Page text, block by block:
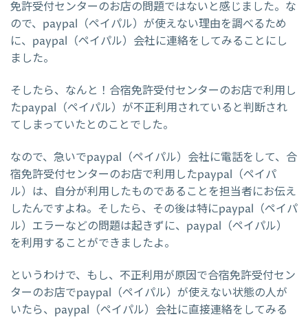
免許受付センターのお店の問題ではないと感じました。な
ので、paypal（ペイパル）が使えない理由を調べるため
に、paypal（ペイパル）会社に連絡をしてみることにし
ました。
そしたら、なんと！合宿免許受付センターのお店で利用し
たpaypal（ペイパル）が不正利用されていると判断され
てしまっていたとのことでした。
なので、急いでpaypal（ペイパル）会社に電話をして、合
宿免許受付センターのお店で利用したpaypal（ペイパ
ル）は、自分が利用したものであることを担当者にお伝え
したんですよね。そしたら、その後は特にpaypal（ペイパ
ル）エラーなどの問題は起きずに、paypal（ペイパル）
を利用することができましたよ。
というわけで、もし、不正利用が原因で合宿免許受付セン
ターのお店でpaypal（ペイパル）が使えない状態の人が
いたら、paypal（ペイパル）会社に直接連絡をしてみる